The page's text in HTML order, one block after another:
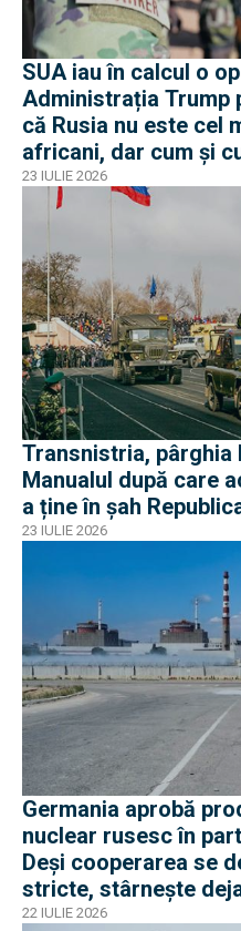
SUA iau în calcul o
Administrația Trump
că Rusia nu este cel
africani, dar cum și
operaționale?
23 IULIE 2026
Transnistria, pârghia
Manualul după care
a ține în șah
23 IULIE 2026
Germania aprobă
nuclear rusesc în
Deși cooperarea se
stricte, stârnește
22 IULIE 2026